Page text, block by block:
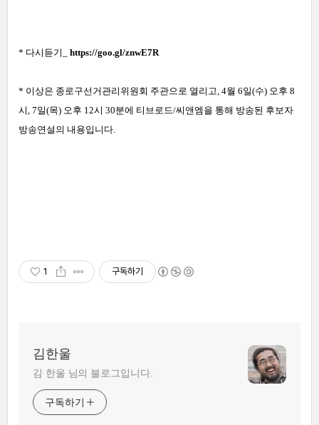
* 다시듣기_ https://goo.gl/znwE7R
* 이상은 종로구선거관리위원회 주관으로 열리고, 4월 6일(수) 오후 8
시, 7일(목) 오후 12시 30분에 티브로드/씨앤엠을 통해 방송된 후보자
방송연설의 내용입니다.
1 구독하기
김한울
김 한울 님의 블로그입니다.
구독하기